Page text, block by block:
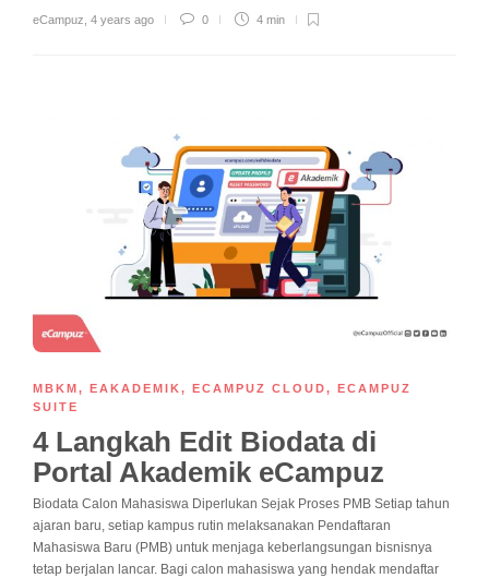
eCampuz 4 years ago 0 4 min
MBKM, EAKADEMIK, ECAMPUZ CLOUD, ECAMPUZ
SUITE
4 Langkah Edit Biodata di
Portal Akademik eCampuz
Biodata Calon Mahasiswa Diperlukan Sejak Proses PMB Setiap tahun
ajaran baru, setiap kampus rutin melaksanakan Pendaftaran
Mahasiswa Baru (PMB) untuk menjaga keberlangsungan bisnisnya
tetap berjalan lancar. Bagi calon mahasiswa yang hendak mendaftar